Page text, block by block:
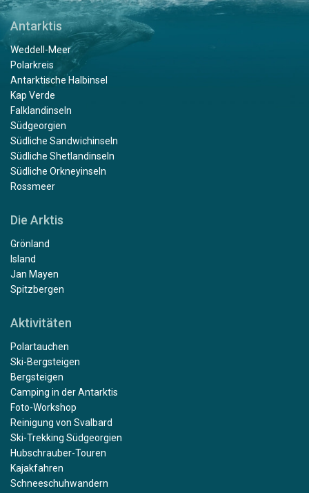
Antarktis
Weddell-Meer
Polarkreis
Antarktische Halbinsel
Kap Verde
Falklandinseln
Südgeorgien
Südliche Sandwichinseln
Südliche Shetlandinseln
Südliche Orkneyinseln
Rossmeer
Die Arktis
Grönland
Island
Jan Mayen
Spitzbergen
Aktivitäten
Polartauchen
Ski-Bergsteigen
Bergsteigen
Camping in der Antarktis
Foto-Workshop
Reinigung von Svalbard
Ski-Trekking Südgeorgien
Hubschrauber-Touren
Kajakfahren
Schneeschuhwandern